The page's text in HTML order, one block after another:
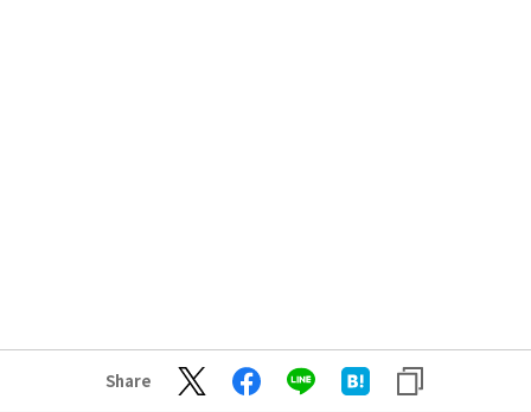
Share